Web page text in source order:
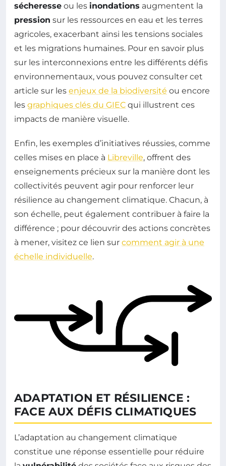
sécheresse ou les inondations augmentent la
pression sur les ressources en eau et les terres
agricoles, exacerbant ainsi les tensions sociales
et les migrations humaines. Pour en savoir plus
sur les interconnexions entre les différents défis
environnementaux, vous pouvez consulter cet
article sur les enjeux de la biodiversité ou encore
les graphiques clés du GIEC qui illustrent ces
impacts de manière visuelle.
Enfin, les exemples d’initiatives réussies, comme
celles mises en place à Libreville, offrent des
enseignements précieux sur la manière dont les
collectivités peuvent agir pour renforcer leur
résilience au changement climatique. Chacun, à
son échelle, peut également contribuer à faire la
différence ; pour découvrir des actions concrètes
à mener, visitez ce lien sur comment agir à une
échelle individuelle.
ADAPTATION ET RÉSILIENCE :
FACE AUX DÉFIS CLIMATIQUES
L’adaptation au changement climatique
constitue une réponse essentielle pour réduire